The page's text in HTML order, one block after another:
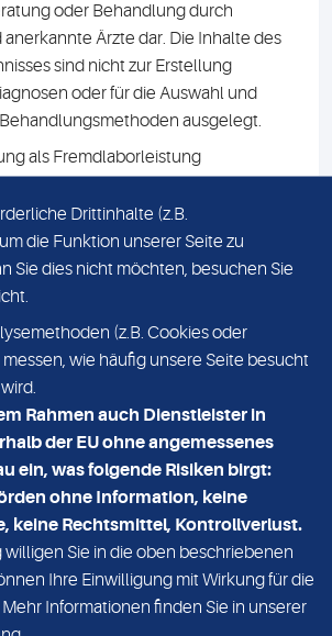
oder Behandlung durch
Ärzte dar. Die Inhalte des
sind nicht zur Erstellung
oder für die Auswahl und
ausgelegt.
als Fremdlaborleistung
mit. Mit der Beauftragung der
erklären Sie sich mit dieser
Nord MLN GmbH
Drittinhalte (z.B.
die Funktion unserer Seite zu
Sie dies nicht möchten, besuchen Sie
(z.B. Cookies oder
wie häufig unsere Seite besucht
Rahmen auch Dienstleister in
der EU ohne angemessenes
ein, was folgende Risiken birgt:
ohne Information, keine
keine Rechtsmittel, Kontrollverlust.
willigen Sie in die oben beschriebenen
Ihre Einwilligung mit Wirkung für die
Informationen finden Sie in unserer